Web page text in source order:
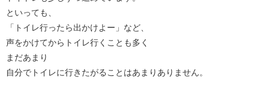
といっても、
「トイレ行ったら出かけよー」など、
声をかけてからトイレ行くことも多く
まだあまり
自分でトイレに行きたがることはあまりありません。